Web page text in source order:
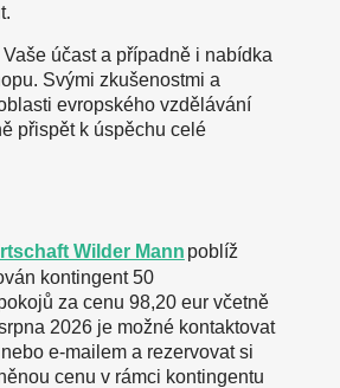
účast a případně i nabídka
Svými zkušenostmi a
evropského vzdělávání
přispět k úspěchu celé
Wilder Mann poblíž
kontingent 50
za cenu 98,20 eur včetně
2026 je možné kontaktovat
e-mailem a rezervovat si
cenu v rámci kontingentu